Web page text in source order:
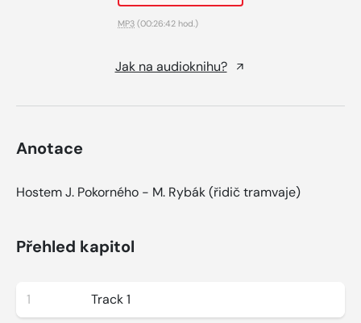
MP3 (00:26:42 hod.)
Jak na audioknihu?
Anotace
Hostem J. Pokorného - M. Rybák (řidič tramvaje)
Přehled kapitol
1 Track 1